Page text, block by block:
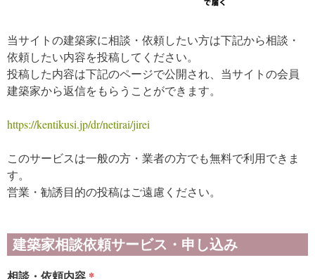
当サイトの建築家に相談・依頼したい方は下記から相談・
依頼したい内容を投稿してください。
投稿した内容は下記のページで公開され、当サイトの会員
建築家から返信をもらうことができます。
https://kentikusi.jp/dr/netirai/jirei
このサービスは一般の方・業者の方でも無料で利用できま
す。
営業・勧誘目的の投稿はご遠慮ください。
建築家相談依頼サービス・申し込み
相談・依頼内容 *